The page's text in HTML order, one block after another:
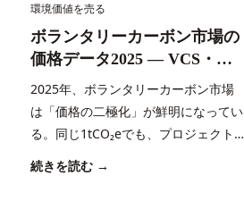
環境価値を売る
ボランタリーカーボン市場の
価格データ2025 — VCS・
Gold Standard別価格比較
2025年、ボランタリーカーボン市場
は「価格の二極化」が鮮明になってい
る。同じ1tCO₂eでも、プロジェクト
タイプや認証スキームによって価格は
数倍から数十倍の開きが生じる。この
続きを読む →